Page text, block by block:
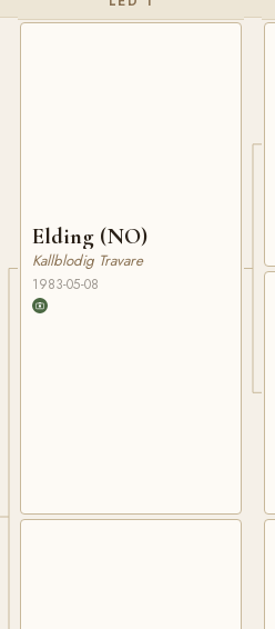
Elding (NO)
Kallblodig Travare
1983-05-08